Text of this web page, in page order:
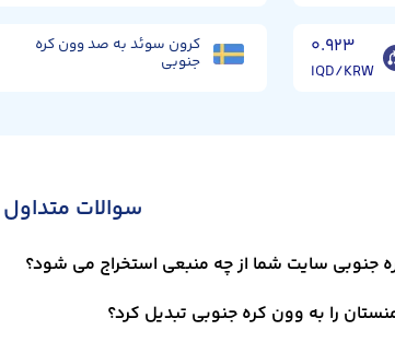
۰.۹۲۳
IQD/KRW
کرون سوئد به صد وون کره
جنوبی
سوالات متداول
جنوبی سایت شما از چه منبعی استخراج می شود؟
را به وون کره جنوبی تبدیل کرد؟